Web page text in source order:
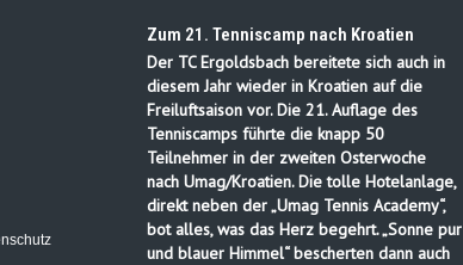
Zum 21. Tenniscamp nach Kroatien
Der TC Ergoldsbach bereitete sich auch in
diesem Jahr wieder in Kroatien auf die
Freiluftsaison vor. Die 21. Auflage des
Tenniscamps führte die knapp 50
Teilnehmer in der zweiten Osterwoche
nach Umag/Kroatien. Die tolle Hotelanlage,
direkt neben der „Umag Tennis Academy“,
bot alles, was das Herz begehrt. „Sonne pur
und blauer Himmel“ bescherten dann auch